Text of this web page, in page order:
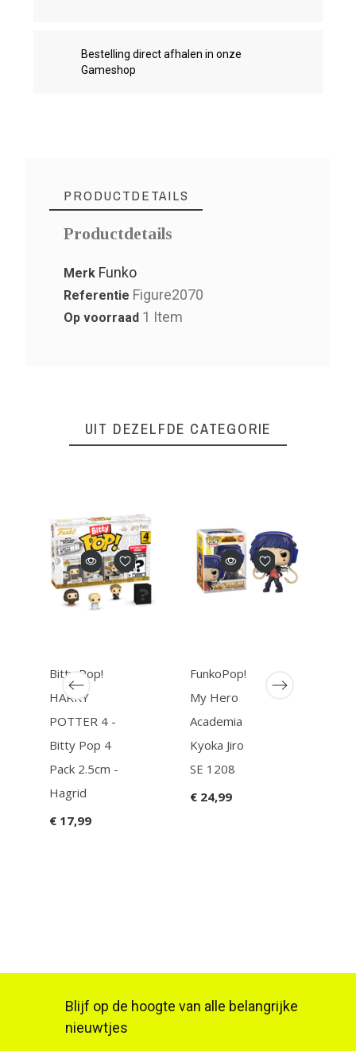
Bestelling direct afhalen in onze
Gameshop
PRODUCTDETAILS
Productdetails
Merk Funko
Referentie Figure2070
Op voorraad 1 Item
UIT DEZELFDE CATEGORIE
Bitty Pop!
HARRY
POTTER 4 -
Bitty Pop 4
Pack 2.5cm -
Hagrid
€ 17,99
FunkoPop!
My Hero
Academia
Kyoka Jiro
SE 1208
€ 24,99
Blijf op de hoogte van alle belangrijke
nieuwtjes